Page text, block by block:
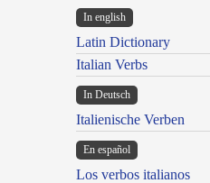
In english
Latin Dictionary
Italian Verbs
In Deutsch
Italienische Verben
En español
Los verbos italianos